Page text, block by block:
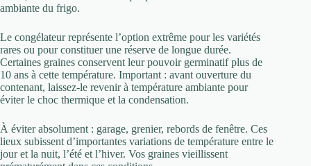
ambiante du frigo.
Le congélateur représente l’option extrême pour les variétés
rares ou pour constituer une réserve de longue durée.
Certaines graines conservent leur pouvoir germinatif plus de
10 ans à cette température. Important : avant ouverture du
contenant, laissez-le revenir à température ambiante pour
éviter le choc thermique et la condensation.
À éviter absolument : garage, grenier, rebords de fenêtre. Ces
lieux subissent d’importantes variations de température entre le
jour et la nuit, l’été et l’hiver. Vos graines vieillissent